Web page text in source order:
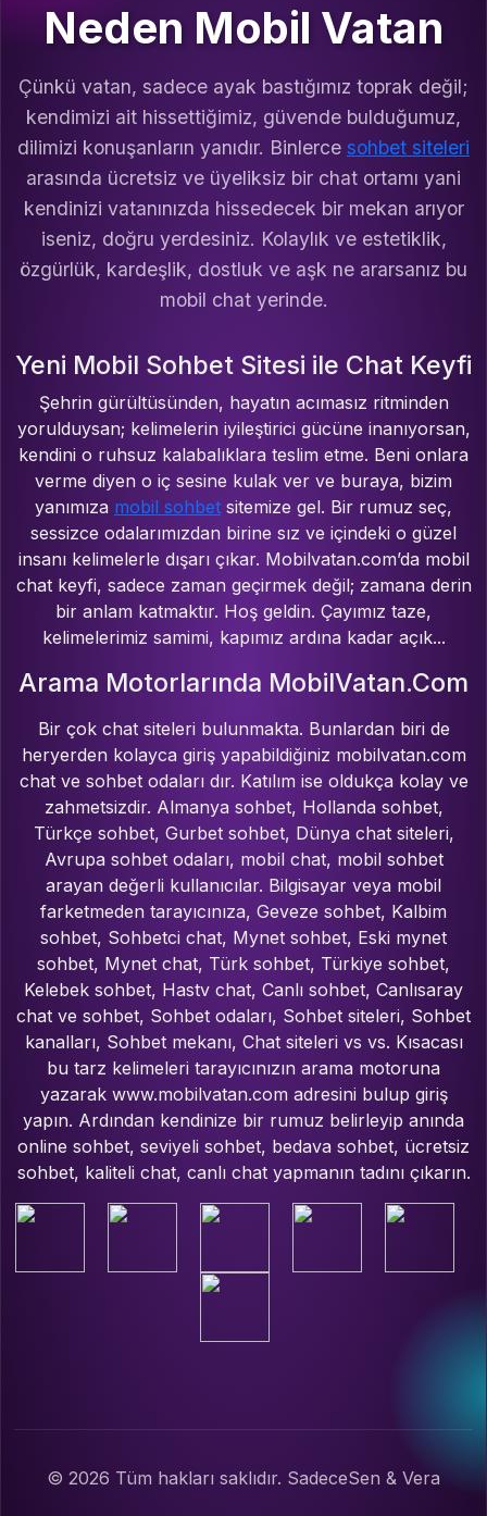
Neden Mobil Vatan
Çünkü vatan, sadece ayak bastığımız toprak değil;
kendimizi ait hissettiğimiz, güvende bulduğumuz,
dilimizi konuşanların yanıdır. Binlerce sohbet siteleri
arasında ücretsiz ve üyeliksiz bir chat ortamı yani
kendinizi vatanınızda hissedecek bir mekan arıyor
iseniz, doğru yerdesiniz. Kolaylık ve estetiklik,
özgürlük, kardeşlik, dostluk ve aşk ne ararsanız bu
mobil chat yerinde.
Yeni Mobil Sohbet Sitesi ile Chat Keyfi
Şehrin gürültüsünden, hayatın acımasız ritminden
yorulduysan; kelimelerin iyileştirici gücüne inanıyorsan,
kendini o ruhsuz kalabalıklara teslim etme. Beni onlara
verme diyen o iç sesine kulak ver ve buraya, bizim
yanımıza mobil sohbet sitemize gel. Bir rumuz seç,
sessizce odalarımızdan birine sız ve içindeki o güzel
insanı kelimelerle dışarı çıkar. Mobilvatan.com’da mobil
chat keyfi, sadece zaman geçirmek değil; zamana derin
bir anlam katmaktır. Hoş geldin. Çayımız taze,
kelimelerimiz samimi, kapımız ardına kadar açık...
Arama Motorlarında MobilVatan.Com
Bir çok chat siteleri bulunmakta. Bunlardan biri de
heryerden kolayca giriş yapabildiğiniz mobilvatan.com
chat ve sohbet odaları dır. Katılım ise oldukça kolay ve
zahmetsizdir. Almanya sohbet, Hollanda sohbet,
Türkçe sohbet, Gurbet sohbet, Dünya chat siteleri,
Avrupa sohbet odaları, mobil chat, mobil sohbet
arayan değerli kullanıcılar. Bilgisayar veya mobil
farketmeden tarayıcınıza, Geveze sohbet, Kalbim
sohbet, Sohbetci chat, Mynet sohbet, Eski mynet
sohbet, Mynet chat, Türk sohbet, Türkiye sohbet,
Kelebek sohbet, Hastv chat, Canlı sohbet, Canlısaray
chat ve sohbet, Sohbet odaları, Sohbet siteleri, Sohbet
kanalları, Sohbet mekanı, Chat siteleri vs vs. Kısacası
bu tarz kelimeleri tarayıcınızın arama motoruna
yazarak www.mobilvatan.com adresini bulup giriş
yapın. Ardından kendinize bir rumuz belirleyip anında
online sohbet, seviyeli sohbet, bedava sohbet, ücretsiz
sohbet, kaliteli chat, canlı chat yapmanın tadını çıkarın.
© 2026 Tüm hakları saklıdır. SadeceSen & Vera